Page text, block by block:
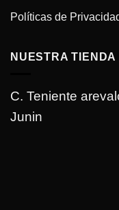
Políticas de
NUESTRA TIENDA
C. Teniente
Junin